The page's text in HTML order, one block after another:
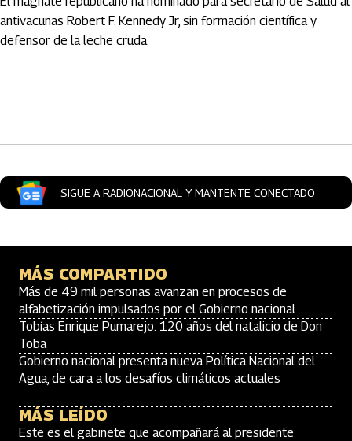
antivacunas Robert F. Kennedy Jr, sin formación científica y
defensor de la leche cruda.
SIGUE A RADIONACIONAL Y MANTENTE CONECTADO
MÁS COMPARTIDO
Más de 49 mil personas avanzan en procesos de
alfabetización impulsados por el Gobierno nacional
Tobías Enrique Pumarejo: 120 años del natalicio de Don
Toba
Gobierno nacional presenta nueva Política Nacional del
Agua, de cara a los desafíos climáticos actuales
MÁS LEÍDO
Este es el gabinete que acompañará al presidente